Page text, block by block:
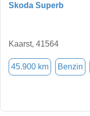
Skoda Superb
Kaarst, 41564
45.900 km Benzin